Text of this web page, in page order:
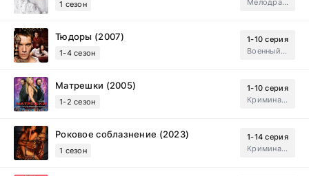
1 сезон
Мелодрама, Драма
Тюдоры (2007)
1-4 сезон
1-10 серия
Военный, Исторический, Зарубежный, Мелодрама, Драма
Матрешки (2005)
1-2 сезон
1-10 серия
Криминал, Драма
Роковое соблазнение (2023)
1 сезон
1-14 серия
Криминал, Мистический, Триллер, Драма